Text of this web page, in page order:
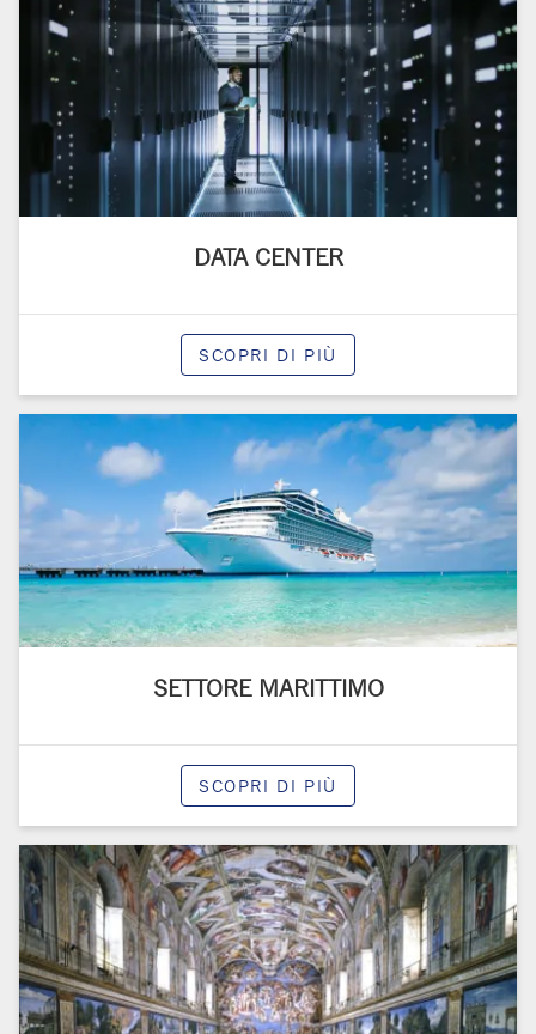
DATA CENTER
SCOPRI DI PIÙ
SETTORE MARITTIMO
SCOPRI DI PIÙ